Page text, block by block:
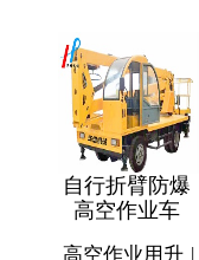
自行折臂防爆
高空作业车
高空作业用升 |